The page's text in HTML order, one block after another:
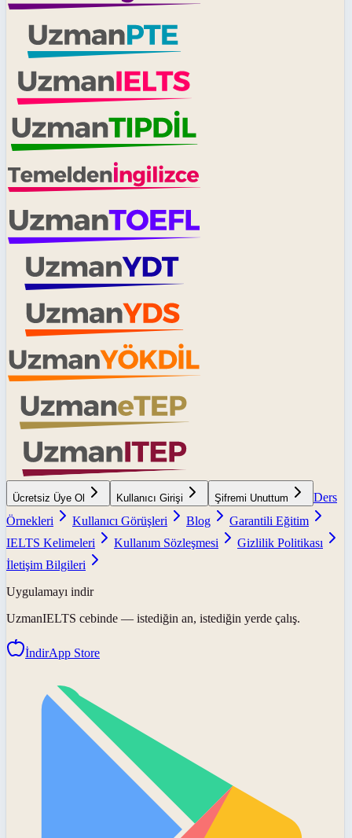
Ücretsiz Üye Ol Kullanıcı Girişi Şifremi Unuttum
Ders
Örnekleri
Kullanıcı Görüşleri Blog
Garantili Eğitim
IELTS Kelimeleri
Kullanım Sözleşmesi
Gizlilik Politikası
İletişim Bilgileri
Uygulamayı indir
UzmanIELTS cebinde — istediğin an, istediğin yerde çalış.
İndirApp Store